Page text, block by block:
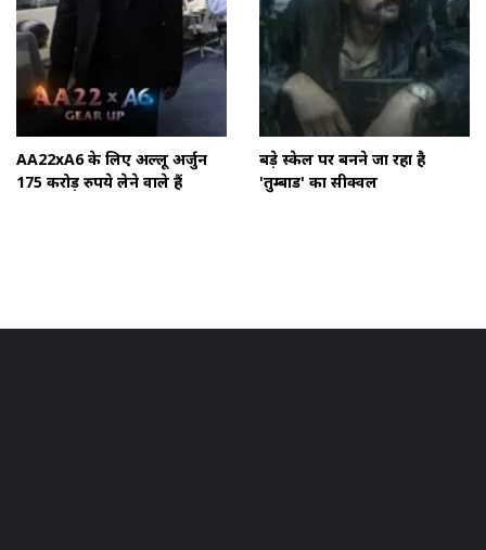
AA22xA6 के लिए अल्लू अर्जुन
175 करोड़ रुपये लेने वाले हैं
बड़े स्केल पर बनने जा रहा है
'तुम्बाड' का सीक्वल